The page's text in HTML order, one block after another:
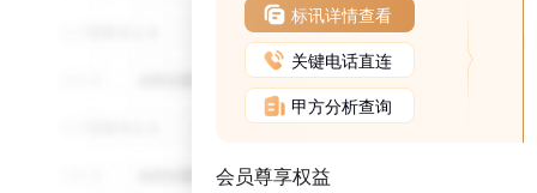
标讯详情查看
关键电话直连
甲方分析查询
会员尊享权益